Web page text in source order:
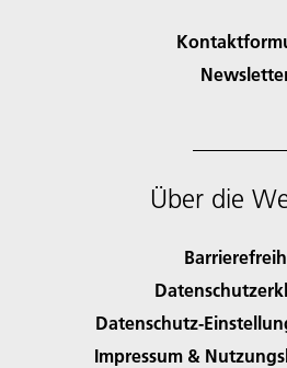
Über die
Datenschutz-
Impressum &